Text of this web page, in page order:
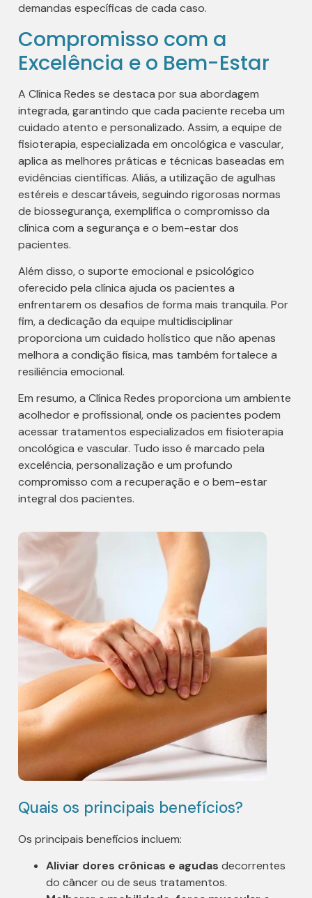
demandas específicas de cada caso.
Compromisso com a
Excelência e o Bem-Estar
A Clínica Redes se destaca por sua abordagem
integrada, garantindo que cada paciente receba um
cuidado atento e personalizado. Assim, a equipe de
fisioterapia, especializada em oncológica e vascular,
aplica as melhores práticas e técnicas baseadas em
evidências científicas. Aliás, a utilização de agulhas
estéreis e descartáveis, seguindo rigorosas normas
de biossegurança, exemplifica o compromisso da
clínica com a segurança e o bem-estar dos
pacientes.
Além disso, o suporte emocional e psicológico
oferecido pela clínica ajuda os pacientes a
enfrentarem os desafios de forma mais tranquila. Por
fim, a dedicação da equipe multidisciplinar
proporciona um cuidado holístico que não apenas
melhora a condição física, mas também fortalece a
resiliência emocional.
Em resumo, a Clínica Redes proporciona um ambiente
acolhedor e profissional, onde os pacientes podem
acessar tratamentos especializados em fisioterapia
oncológica e vascular. Tudo isso é marcado pela
excelência, personalização e um profundo
compromisso com a recuperação e o bem-estar
integral dos pacientes.
Quais os principais benefícios?
Os principais benefícios incluem:
Aliviar dores crônicas e agudas decorrentes
do câncer ou de seus tratamentos.